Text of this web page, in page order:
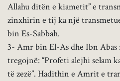
Allahu ditën e kiametit” e
zinxhirin e tij ka një
bin Es-Sabbah.
3- Amr bin El-As dhe Ibn Abas
tregojnë: “Profeti alejhi selam
të zezë”. Hadithin e Amrit e